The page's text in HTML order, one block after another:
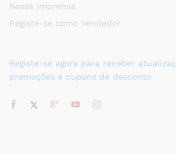
Nossa Imprensa
Registe-se como Vendedor
Registe-se agora para receber
promoções e cupons de desconto